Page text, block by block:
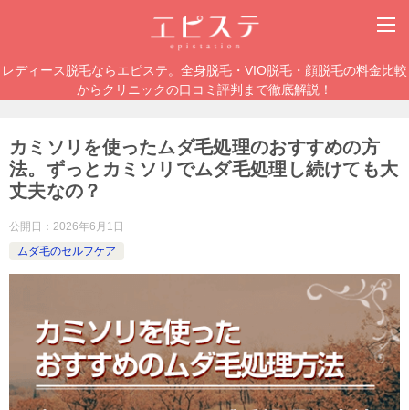
レディース脱毛ならエピステ。全身脱毛・VIO脱毛・顔脱毛の料金比較
からクリニックの口コミ評判まで徹底解説！
カミソリを使ったムダ毛処理のおすすめの方
法。ずっとカミソリでムダ毛処理し続けても大
丈夫なの？
公開日： 2026年6月1日
ムダ毛のセルフケア